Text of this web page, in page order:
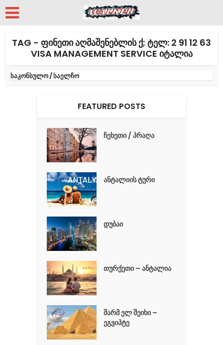
TAG - ᲤᲘᲜᲔᲗᲘ ᲐᲦᲛᲐᲨᲔᲜᲔᲑᲚᲘᲡ Ქ; ᲢᲔᲚ: 2 91 12 63
VISA MANAGEMENT SERVICE ᲘᲢᲐᲚᲘᲐ
საკონსულო / საელჩო
FEATURED POSTS
ჩეხეთი / პრაღა
ანტალიის ტური
დუბაი
თურქეთი – ანტალია
შარმ ელ შეიხი –
ეგვიპტე